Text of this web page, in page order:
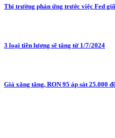
Thị trường phản ứng trước việc Fed
3 loại tiền lương sẽ tăng từ 1/7/2024
Giá xăng tăng, RON 95 áp sát 25.000